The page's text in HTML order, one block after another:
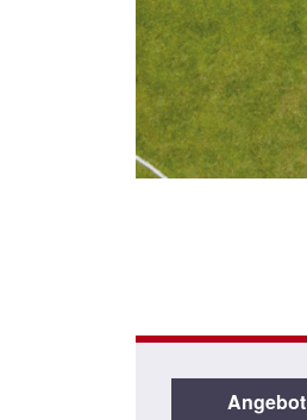
Angebot